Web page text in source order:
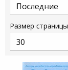
Размер страницы